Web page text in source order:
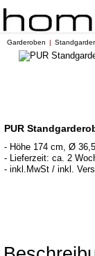
Garderoben
PUR
- Höhe 174 cm, Ø
- Lieferzeit: ca. 2
- inkl.MwSt / inkl.